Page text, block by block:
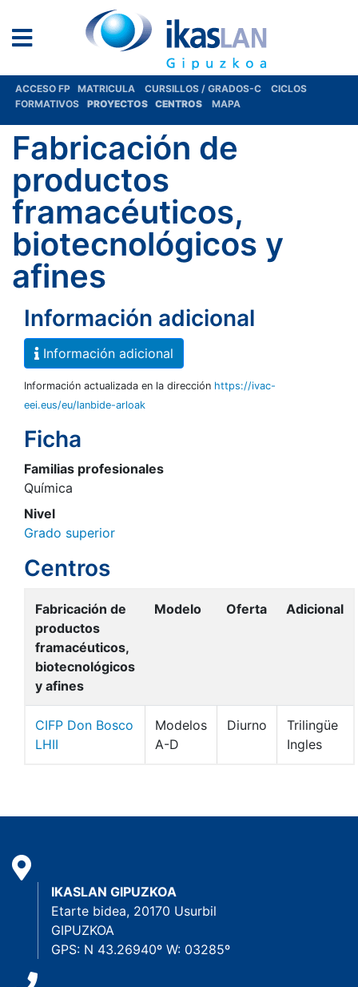
ACCESO FP MATRICULA CURSILLOS / GRADOS-C
CICLOS
FORMATIVOS
PROYECTOS CENTROS MAPA
Fabricación de
productos
framacéuticos,
biotecnológicos y
afines
Información adicional
Información adicional
Información actualizada en la dirección https://ivac-
eei.eus/eu/lanbide-arloak
Ficha
Familias profesionales
Química
Nivel
Grado superior
Centros
Fabricación de
productos
framacéuticos,
biotecnológicos
y afines
Modelo Oferta Adicional
CIFP Don Bosco
LHII
Modelos
A-D
Diurno
Trilingüe
Ingles
IKASLAN GIPUZKOA
Etarte bidea, 20170 Usurbil
GIPUZKOA
GPS: N 43.26940º W: 03285º